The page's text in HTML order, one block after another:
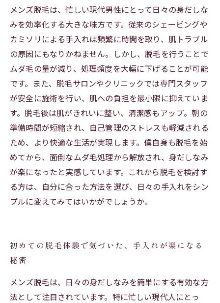
メンズ脱毛の基本とは？忙しい男性におすすめ
したい理由
日々の手入れをもっとシンプルに！脱毛で清潔
感を保つ方法
メンズ脱毛は、忙しい現代男性にとって日々の身だしな
みを効率化する大きな味方です。従来のシェービングや
カミソリによる手入れは頻繁に時間を取り、肌トラブル
の原因にもなりかねません。しかし、脱毛を行うことで
ムダ毛の量が減り、処理頻度を大幅に下げることが可能
です。また、脱毛サロンやクリニックでは専門スタッフ
が安全に施術を行い、肌への負担を最小限に抑えていま
す。脱毛後は肌がきれいに整い、清潔感もアップ。朝の
準備時間が短縮され、自己管理のストレスも軽減される
ため、より快適な生活が実現します。僕自身も脱毛を始
めてから、面倒なムダ毛処理から解放され、身だしなみ
が楽になったと実感しています。これから脱毛を検討す
る方は、自分に合った方法を選び、日々の手入れをシン
プルに変えてみてはいかがでしょうか。
初めての脱毛体験で気づいた、手入れが楽になる
秘密
メンズ脱毛は、日々の身だしなみを簡単にする有効な方
法として注目されています。特に忙しい現代人にとっ